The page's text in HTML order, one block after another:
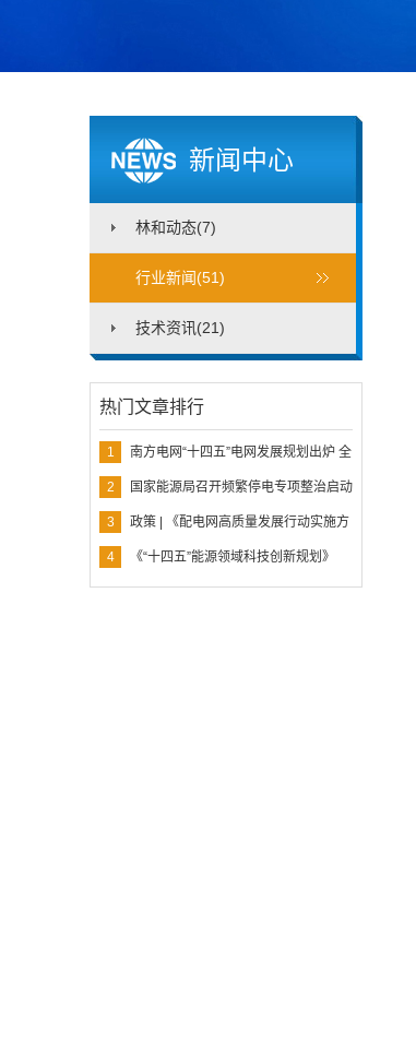
新闻中心
林和动态(7)
行业新闻(51)
技术资讯(21)
热门文章排行
1
南方电网“十四五”电网发展规划出炉 全
面推进新型电力系统建设，服务碳达峰碳中
和目标
2
国家能源局召开频繁停电专项整治启动
部署会
3
政策 | 《配电网高质量发展行动实施方
案（2024—2027年）》
4
《“十四五”能源领域科技创新规划》